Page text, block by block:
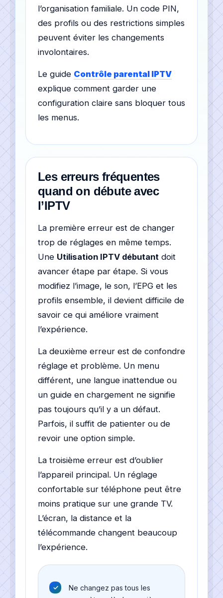
l’organisation familiale. Un code PIN,
des profils ou des restrictions simples
peuvent éviter les changements
involontaires.
Le guide Contrôle parental IPTV
explique comment garder une
configuration claire sans bloquer tous
les menus.
Les erreurs fréquentes
quand on débute avec
l’IPTV
La première erreur est de changer
trop de réglages en même temps.
Une Utilisation IPTV débutant doit
avancer étape par étape. Si vous
modifiez l’image, le son, l’EPG et les
profils ensemble, il devient difficile de
savoir ce qui améliore vraiment
l’expérience.
La deuxième erreur est de confondre
réglage et problème. Un menu
différent, une langue inattendue ou
un guide en chargement ne signifie
pas toujours qu’il y a un défaut.
Parfois, il suffit de patienter ou de
revoir une option simple.
La troisième erreur est d’oublier
l’appareil principal. Un réglage
confortable sur téléphone peut être
moins pratique sur une grande TV.
L’écran, la distance et la
télécommande changent beaucoup
l’expérience.
Ne changez pas tous les